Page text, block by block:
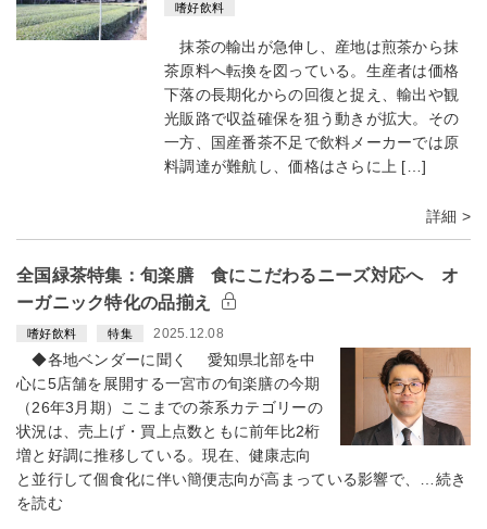
嗜好飲料
抹茶の輸出が急伸し、産地は煎茶から抹
茶原料へ転換を図っている。生産者は価格
下落の長期化からの回復と捉え、輸出や観
光販路で収益確保を狙う動きが拡大。その
一方、国産番茶不足で飲料メーカーでは原
料調達が難航し、価格はさらに上 […]
詳細 >
全国緑茶特集：旬楽膳 食にこだわるニーズ対応へ オ
ーガニック特化の品揃え
嗜好飲料 特集 2025.12.08
◆各地ベンダーに聞く 愛知県北部を中
心に5店舗を展開する一宮市の旬楽膳の今期
（26年3月期）ここまでの茶系カテゴリーの
状況は、売上げ・買上点数ともに前年比2桁
増と好調に推移している。現在、健康志向
と並行して個食化に伴い簡便志向が高まっている影響で、…続き
を読む